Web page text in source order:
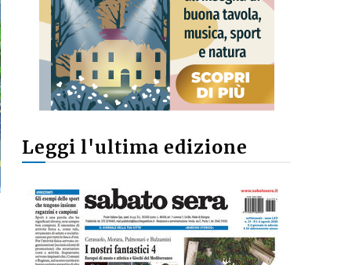
Leggi l'ultima edizione